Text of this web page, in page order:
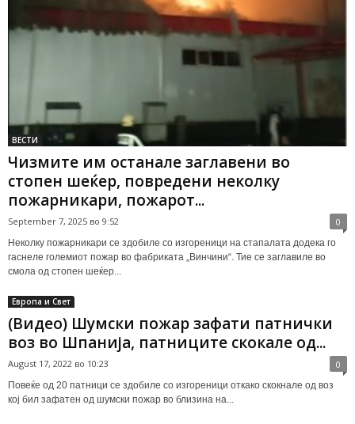
ВЕСТИ
Чизмите им останале заглавени во
стопен шеќер, повредени неколку
пожарникари, пожарот...
September 7, 2025 во 9:52 0
Неколку пожарникари се здобиле со изгореници на стапалата додека го
гаснеле големиот пожар во фабриката „Винчини“. Тие се заглавиле во
смола од стопен шеќер...
Европа и Свет
(Видео) Шумски пожар зафати патнички
воз во Шпанија, патниците скокале од...
August 17, 2022 во 10:23 0
Повеќе од 20 патници се здобиле со изгореници откако скокнале од воз
кој бил зафатен од шумски пожар во близина на...